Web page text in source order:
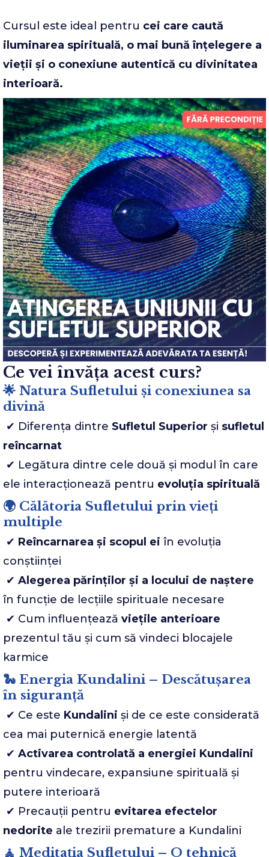
Cursul este ideal pentru cei care caută
iluminarea spirituală, o mai bună înțelegere a
vieții și o conexiune autentică cu divinitatea
interioară.
Ce vei învăța acest curs?
🌟 Natura Sufletului și conexiunea sa
divină
✔ Diferența dintre Sufletul Superior și sufletul
reîncarnat
✔ Legătura dintre cele două și modul în care
ele interacționează pentru evoluția spirituală
🌍 Călătoria Sufletului prin vieți
multiple
✔ Reîncarnarea și scopul ei în evoluția
conștiinței
✔ Alegerea părinților și a locului de naștere
în funcție de lecțiile spirituale necesare
✔ Cum influențează viețile anterioare
prezentul tău și cum să vindeci blocajele
karmice
🐍 Energia Kundalini – Descătușarea
în siguranță
✔ Ce este Kundalini și de ce este considerată
cea mai puternică energie latentă
✔ Activarea controlată a energiei Kundalini
pentru vindecare, expansiune spirituală și
putere interioară
✔ Precauții pentru evitarea efectelor
nedorite ale trezirii premature a Kundalini
🧘 Meditația Sufletului – O tehnică